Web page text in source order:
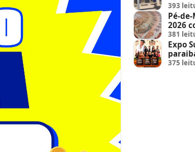
Sumé
393
Pé-
2026
feira
381
Expo
375